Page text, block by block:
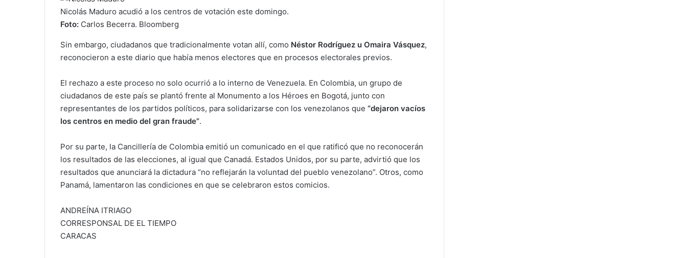
Nicolás Maduro acudió a los centros de votación este domingo.
Foto: Carlos Becerra. Bloomberg
Sin embargo, ciudadanos que tradicionalmente votan allí, como Néstor Rodríguez u Omaira Vásquez,
reconocieron a este diario que había menos electores que en procesos electorales previos.
El rechazo a este proceso no solo ocurrió a lo interno de Venezuela. En Colombia, un grupo de
ciudadanos de este país se plantó frente al Monumento a los Héroes en Bogotá, junto con
representantes de los partidos políticos, para solidarizarse con los venezolanos que “dejaron vacíos
los centros en medio del gran fraude”.
Por su parte, la Cancillería de Colombia emitió un comunicado en el que ratificó que no reconocerán
los resultados de las elecciones, al igual que Canadá. Estados Unidos, por su parte, advirtió que los
resultados que anunciará la dictadura “no reflejarán la voluntad del pueblo venezolano”. Otros, como
Panamá, lamentaron las condiciones en que se celebraron estos comicios.
ANDREÍNA ITRIAGO
CORRESPONSAL DE EL TIEMPO
CARACAS